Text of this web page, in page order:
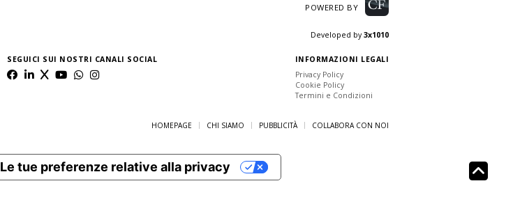
POWERED BY
Developed by3x1010
SEGUICI SUI NOSTRI CANALI SOCIAL
INFORMAZIONI LEGALI
Privacy Policy
Cookie Policy
Termini e Condizioni
HOMEPAGE CHI SIAMO PUBBLICITÀ COLLABORA CON NOI
Le tue preferenze relative alla privacy